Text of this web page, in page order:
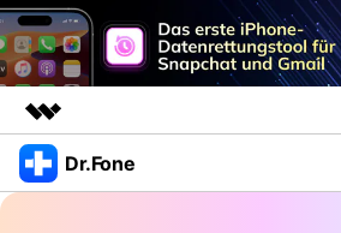
Top-Produkte
Dr.Fone